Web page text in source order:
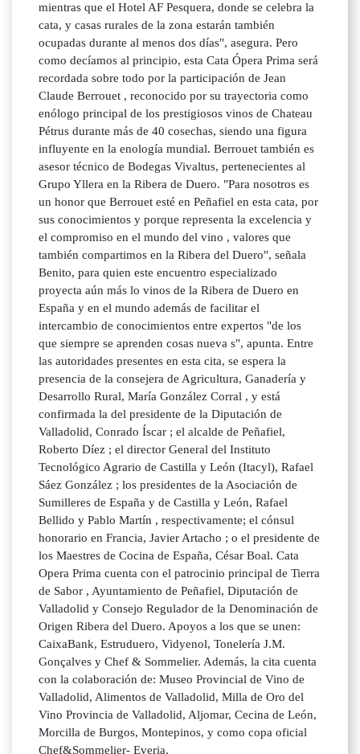
mientras que el Hotel AF Pesquera, donde se celebra la
cata, y casas rurales de la zona estarán también
ocupadas durante al menos dos días", asegura. Pero
como decíamos al principio, esta Cata Ópera Prima será
recordada sobre todo por la participación de Jean
Claude Berrouet , reconocido por su trayectoria como
enólogo principal de los prestigiosos vinos de Chateau
Pétrus durante más de 40 cosechas, siendo una figura
influyente en la enología mundial. Berrouet también es
asesor técnico de Bodegas Vivaltus, pertenecientes al
Grupo Yllera en la Ribera de Duero. "Para nosotros es
un honor que Berrouet esté en Peñafiel en esta cata, por
sus conocimientos y porque representa la excelencia y
el compromiso en el mundo del vino , valores que
también compartimos en la Ribera del Duero", señala
Benito, para quien este encuentro especializado
proyecta aún más lo vinos de la Ribera de Duero en
España y en el mundo además de facilitar el
intercambio de conocimientos entre expertos "de los
que siempre se aprenden cosas nueva s", apunta. Entre
las autoridades presentes en esta cita, se espera la
presencia de la consejera de Agricultura, Ganadería y
Desarrollo Rural, María González Corral , y está
confirmada la del presidente de la Diputación de
Valladolid, Conrado Íscar ; el alcalde de Peñafiel,
Roberto Díez ; el director General del Instituto
Tecnológico Agrario de Castilla y León (Itacyl), Rafael
Sáez González ; los presidentes de la Asociación de
Sumilleres de España y de Castilla y León, Rafael
Bellido y Pablo Martín , respectivamente; el cónsul
honorario en Francia, Javier Artacho ; o el presidente de
los Maestres de Cocina de España, César Boal. Cata
Opera Prima cuenta con el patrocinio principal de Tierra
de Sabor , Ayuntamiento de Peñafiel, Diputación de
Valladolid y Consejo Regulador de la Denominación de
Origen Ribera del Duero. Apoyos a los que se unen:
CaixaBank, Estruduero, Vidyenol, Tonelería J.M.
Gonçalves y Chef & Sommelier. Además, la cita cuenta
con la colaboración de: Museo Provincial de Vino de
Valladolid, Alimentos de Valladolid, Milla de Oro del
Vino Provincia de Valladolid, Aljomar, Cecina de León,
Morcilla de Burgos, Montepinos, y como copa oficial
Chef&Sommelier- Everia.